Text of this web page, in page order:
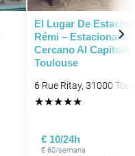
El Lugar De
Rémi –
Cercano Al Capitole
Toulouse
6 Rue Ritay, 31000
★★★★★
€ 10/24h
€ 60/semana